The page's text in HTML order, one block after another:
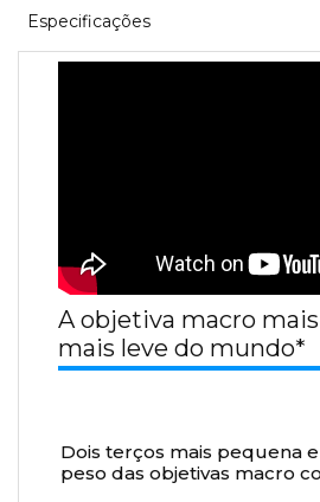
Especificações
A objetiva macro
mais leve do mundo*
Dois terços mais pequena
peso das objetivas macro